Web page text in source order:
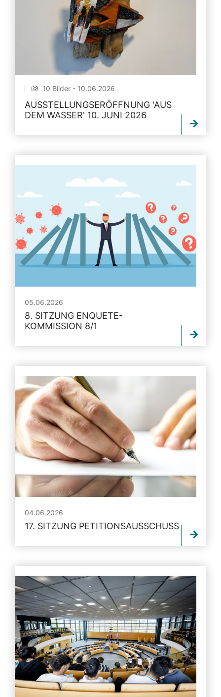
10 Bilder - 10.06.2026
AUSSTELLUNGSERÖFFNUNG 'AUS
DEM WASSER' 10. JUNI 2026
05.06.2026
8. SITZUNG ENQUETE-
KOMMISSION 8/1
04.06.2026
17. SITZUNG PETITIONSAUSSCHUSS